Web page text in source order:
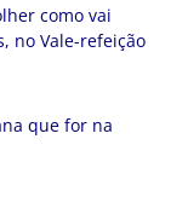
como vai
no Vale-refeição
que for na